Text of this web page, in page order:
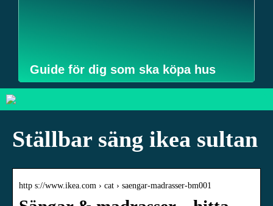
Guide för dig som ska köpa hus
Ställbar säng ikea sultan
http s://www.ikea.com › cat › saengar-madrasser-bm001